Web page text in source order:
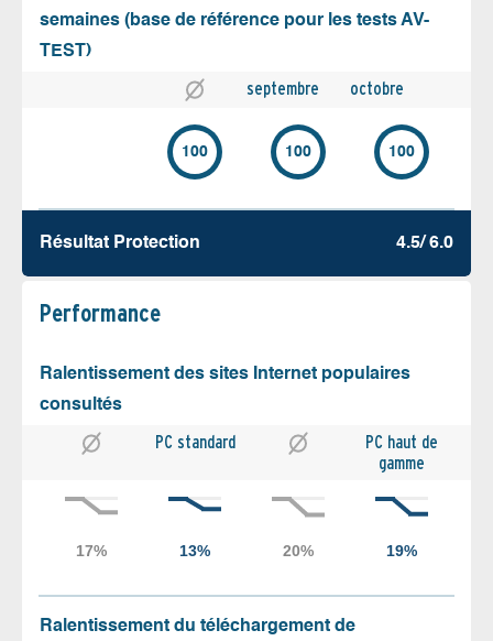
semaines (base de référence pour les tests AV-
TEST)
septembre octobre
100 100 100
Résultat Protection 4.5/ 6.0
Performance
Ralentissement des sites Internet populaires
consultés
PC standard
PC haut de
gamme
Ralentissement du téléchargement de